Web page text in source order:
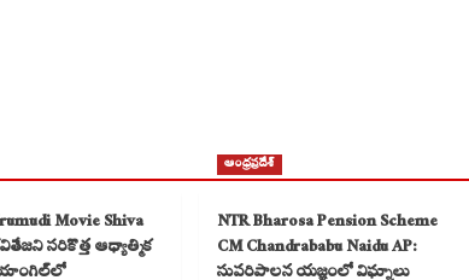
Movie Shiva
సరికొత్త ఆధ్యాత్మిక
ఆంధ్రప్రదేశ్
NTR Bharosa Pension Scheme
CM Chandrababu Naidu AP:
సుపరిపాలన యజ్ఞంలో విఘ్నాలు